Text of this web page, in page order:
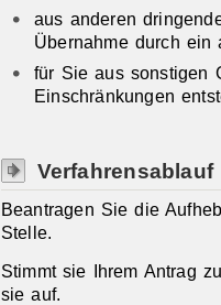
aus anderen
Übernahme durch ein
für Sie aus sonstigen
Einschränkungen
Verfahrensablauf
Beantragen Sie die
Stelle.
Stimmt sie Ihrem Antrag
sie auf.